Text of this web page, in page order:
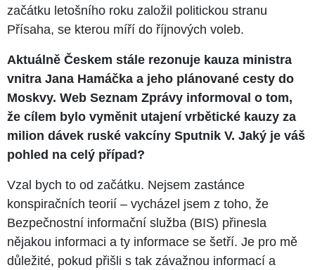
začátku letošního roku založil politickou stranu
Přísaha, se kterou míří do říjnových voleb.
Aktuálně Českem stále rezonuje kauza ministra
vnitra Jana Hamáčka a jeho plánované cesty do
Moskvy. Web Seznam Zprávy informoval o tom,
že cílem bylo vyměnit utajení vrbětické kauzy za
milion dávek ruské vakcíny Sputnik V. Jaký je váš
pohled na celý případ?
Vzal bych to od začátku. Nejsem zastánce
konspiračních teorií – vycházel jsem z toho, že
Bezpečnostní informační služba (BIS) přinesla
nějakou informaci a ty informace se šetří. Je pro mě
důležité, pokud přišli s tak závažnou informací a